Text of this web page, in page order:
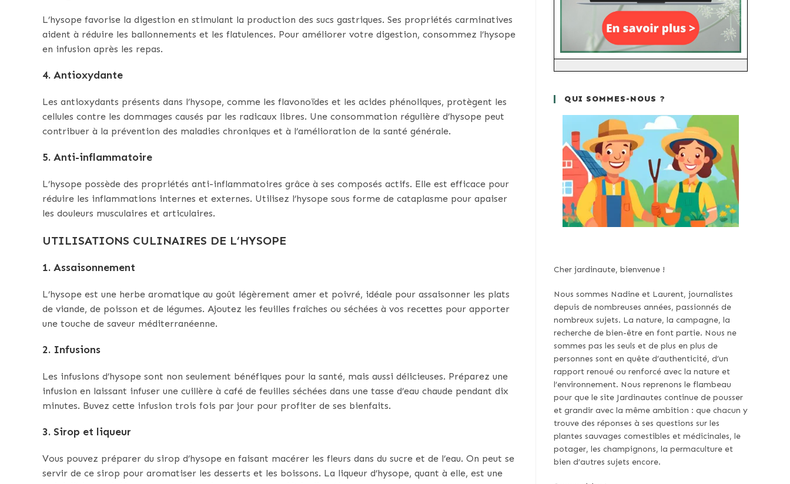
L’hysope favorise la digestion en stimulant la production des sucs gastriques. Ses propriétés carminatives
aident à réduire les ballonnements et les flatulences. Pour améliorer votre digestion, consommez l’hysope
en infusion après les repas.
4. Antioxydante
Les antioxydants présents dans l’hysope, comme les flavonoïdes et les acides phénoliques, protègent les
cellules contre les dommages causés par les radicaux libres. Une consommation régulière d’hysope peut
contribuer à la prévention des maladies chroniques et à l’amélioration de la santé générale.
5. Anti-inflammatoire
L’hysope possède des propriétés anti-inflammatoires grâce à ses composés actifs. Elle est efficace pour
réduire les inflammations internes et externes. Utilisez l’hysope sous forme de cataplasme pour apaiser
les douleurs musculaires et articulaires.
UTILISATIONS CULINAIRES DE L’HYSOPE
1. Assaisonnement
L’hysope est une herbe aromatique au goût légèrement amer et poivré, idéale pour assaisonner les plats
de viande, de poisson et de légumes. Ajoutez les feuilles fraîches ou séchées à vos recettes pour apporter
une touche de saveur méditerranéenne.
2. Infusions
Les infusions d’hysope sont non seulement bénéfiques pour la santé, mais aussi délicieuses. Préparez une
infusion en laissant infuser une cuillère à café de feuilles séchées dans une tasse d’eau chaude pendant dix
minutes. Buvez cette infusion trois fois par jour pour profiter de ses bienfaits.
3. Sirop et liqueur
Vous pouvez préparer du sirop d’hysope en faisant macérer les fleurs dans du sucre et de l’eau. On peut se
servir de ce sirop pour aromatiser les desserts et les boissons. La liqueur d’hysope, quant à elle, est une
QUI SOMMES-NOUS ?
Cher jardinaute, bienvenue !
Nous sommes Nadine et Laurent, journalistes
depuis de nombreuses années, passionnés de
nombreux sujets. La nature, la campagne, la
recherche de bien-être en font partie. Nous ne
sommes pas les seuls et de plus en plus de
personnes sont en quête d’authenticité, d’un
rapport renoué ou renforcé avec la nature et
l’environnement. Nous reprenons le flambeau
pour que le site Jardinautes continue de pousser
et grandir avec la même ambition : que chacun y
trouve des réponses à ses questions sur les
plantes sauvages comestibles et médicinales, le
potager, les champignons, la permaculture et
bien d’autres sujets encore.